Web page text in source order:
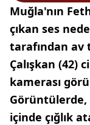
Muğla'nın
çıkan ses
tarafından av
Çalışkan (42)
kamerası
Görüntülerde,
içinde çığlık